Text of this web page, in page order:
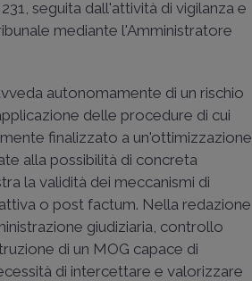
seguita dall'attività di vigilanza e
mediante l'Amministratore
autonomamente di un rischio
delle procedure di cui
finalizzato a un'ottimizzazione
alla possibilità di concreta
la validità dei meccanismi di
o post factum. Nella redazione
giudiziaria, controllo
di un MOG capace di
di intercettare e valorizzare